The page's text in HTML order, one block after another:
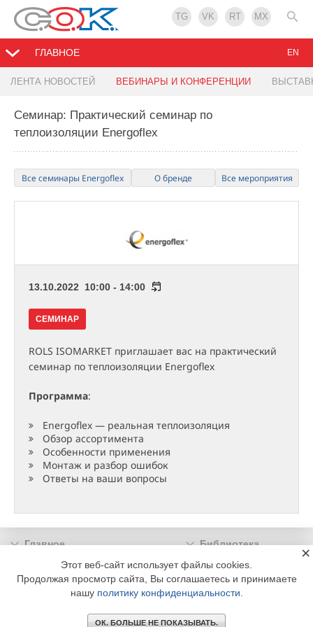
TG VK RT MX
ГЛАВНОЕ
ЛЕНТА НОВОСТЕЙ ВЕБИНАРЫ И КОНФЕРЕНЦИИ
EN
Семинар: Практический семинар по
теплоизоляции Energoflex
Все семинары Energoflex О бренде Все мероприятия
13.10.2022 10:00 - 14:00
СЕМИНАР
ROLS ISOMARKET приглашает вас на практический
семинар по теплоизоляции Energoflex
Программа:
Energoflex — реальная теплоизоляция
Обзор ассортимента
Особенности применения
Монтаж и разбор ошибок
Ответы на ваши вопросы
Главное
Библиотека
Подписка
Реклама
Информация
© 2002 - 2026 OOO Издательский дом «МЕДИА ТЕХНОЛОДЖИ» +7 (495) 665-00-
Этот веб-сайт использует файлы cookies.
Продолжая просмотр сайта, Вы соглашаетесь и принимаете
нашу политику конфиденциальности
ОК. БОЛЬШЕ НЕ ПОКАЗЫВАТЬ.
×